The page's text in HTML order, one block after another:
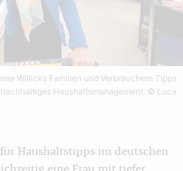
Willicks Familien und Verbrauchern Tipps
Haushaltsmanagement. © Luca
Haushaltstipps im deutschen